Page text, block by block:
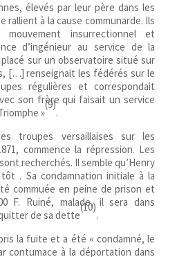
élevés par leur père dans les
rallient à la cause communarde. Ils
insurrectionnel et
d’ingénieur au service de la
placé sur un observatoire situé sur
[…] renseignait les fédérés sur le
régulières et correspondait
son frère qui faisait un service
»
(9)
.
troupes versaillaises sur les
commence la répression. Les
recherchés. Il semble qu’Henry
. Sa condamnation initiale à la
commuée en peine de prison et
F. Ruiné, malade, il sera dans
de sa dette
(10)
.
la fuite et a été « condamné, le
contumace à la déportation dans